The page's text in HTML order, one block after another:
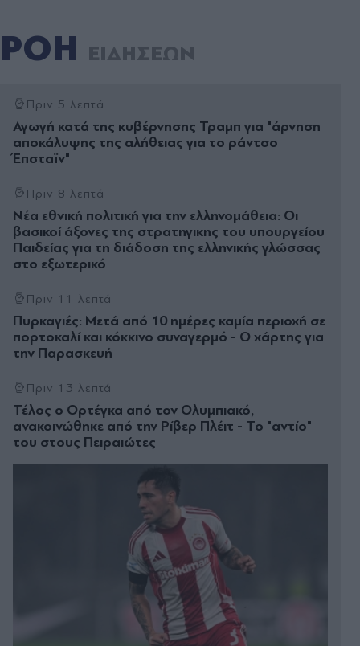
ΡΟΗ ΕΙΔΗΣΕΩΝ
Πριν 5 λεπτά
Αγωγή κατά της κυβέρνησης Τραμπ για "άρνηση
αποκάλυψης της αλήθειας για το ράντσο
Έπσταϊν"
Πριν 8 λεπτά
Νέα εθνική πολιτική για την ελληνομάθεια: Οι
βασικοί άξονες της στρατηγικης του υπουργείου
Παιδείας για τη διάδοση της ελληνικής γλώσσας
στο εξωτερικό
Πριν 11 λεπτά
Πυρκαγιές: Μετά από 10 ημέρες καμία περιοχή σε
πορτοκαλί και κόκκινο συναγερμό - Ο χάρτης για
την Παρασκευή
Πριν 13 λεπτά
Τέλος ο Ορτέγκα από τον Ολυμπιακό,
ανακοινώθηκε από την Ρίβερ Πλέιτ - Το "αντίο"
του στους Πειραιώτες